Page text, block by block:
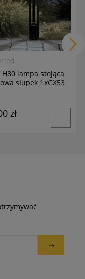
lampa stojąca
słupek 1xGX53
zł